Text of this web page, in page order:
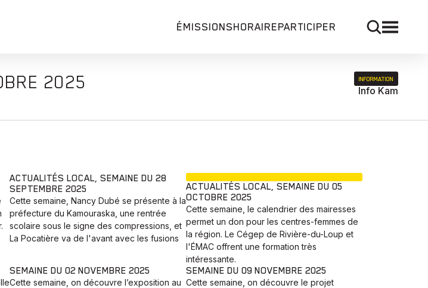
ÉMISSIONSHORAIREPARTICIPER
2025 INFORMATION
Info Kam
ACTUALITÉS LOCAL, SEMAINE DU 28
SEPTEMBRE 2025
Cette semaine, Nancy Dubé se présente à la
préfecture du Kamouraska, une rentrée
scolaire sous le signe des compressions, et
La Pocatière va de l'avant avec les fusions
ACTUALITÉS LOCAL, SEMAINE DU 05
OCTOBRE 2025
Cette semaine, le calendrier des mairesses
permet un don pour les centres-femmes de
la région. Le Cégep de Rivière-du-Loup et
l'ÉMAC offrent une formation très
intéressante.
SEMAINE DU 02 NOVEMBRE 2025
Cette semaine, on découvre l’exposition au
SEMAINE DU 09 NOVEMBRE 2025
Cette semaine, on découvre le projet